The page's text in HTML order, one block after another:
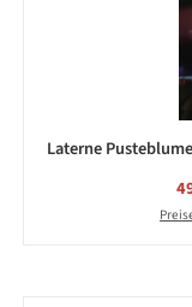
Laterne Pusteblume - Windlicht - mit Glaseinsatz -